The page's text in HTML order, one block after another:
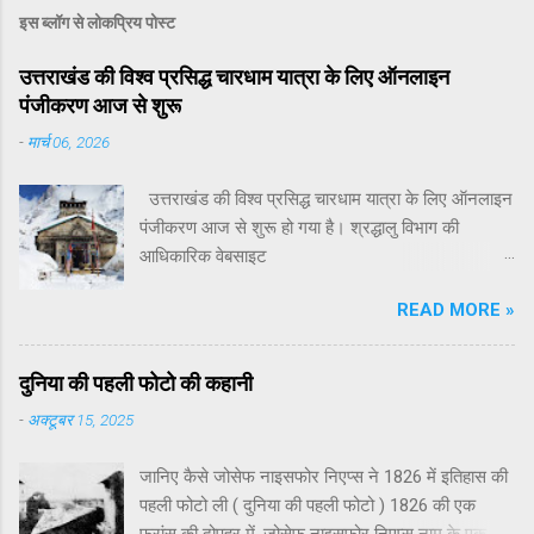
इस ब्लॉग से लोकप्रिय पोस्ट
उत्तराखंड की विश्व प्रसिद्ध चारधाम यात्रा के लिए ऑनलाइन
पंजीकरण आज से शुरू
- मार्च 06, 2026
उत्तराखंड की विश्व प्रसिद्ध चारधाम यात्रा के लिए ऑनलाइन
पंजीकरण आज से शुरू हो गया है। श्रद्धालु विभाग की
आधिकारिक वेबसाइट
टूरिस्ट केयर उत्तराखंड के माध्यम से अपना पंजीकरण करा
सकते हैं। पर्यटन सचिव धीराज गर्ब्याल ने बताया कि इस वर्ष
चारधाम यात्रा 19 अप्रैल से शुरू होगी। इसी दिन यमुनोत्री
और गंगोत्री धाम के कपाट श्रद्धालुओं के लिए खोल दिए
यात्रा में शामिल होने वाले सभी श्रद्धालुओं के लिए पंजीकरण
अनिवार्य किया गया है। पंजीकरण प्रक्रिया को सरल बनाने के
READ MORE »
दुनिया की पहली फोटो की कहानी
- अक्टूबर 15, 2025
जानिए कैसे जोसेफ नाइसफोर निएप्स ने 1826 में इतिहास की
पहली फोटो ली ( दुनिया की पहली फोटो ) 1826 की एक